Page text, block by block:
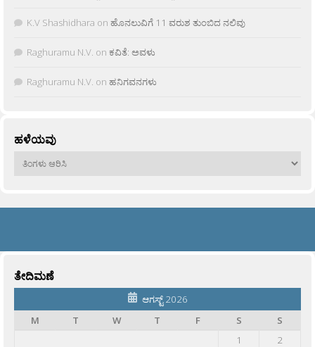
K.V Shashidhara on ಹೊನಲುವಿಗೆ 11 ವರುಶ ತುಂಬಿದ ನಲಿವು
Raghuramu N.V. on ಕವಿತೆ: ಅವಳು
Raghuramu N.V. on ಹನಿಗವನಗಳು
ಹಳೆಯವು
ಹಳೆಯವು
ತೇದಿಮಣೆ
ಆಗಸ್ಟ್ 2026
M
T W T F S
S
1
2